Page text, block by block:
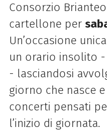
Consorzio
cartellone per
Un’occasione
un orario insolito
- lasciandosi
giorno che nasce
concerti pensati
l’inizio di giornata.